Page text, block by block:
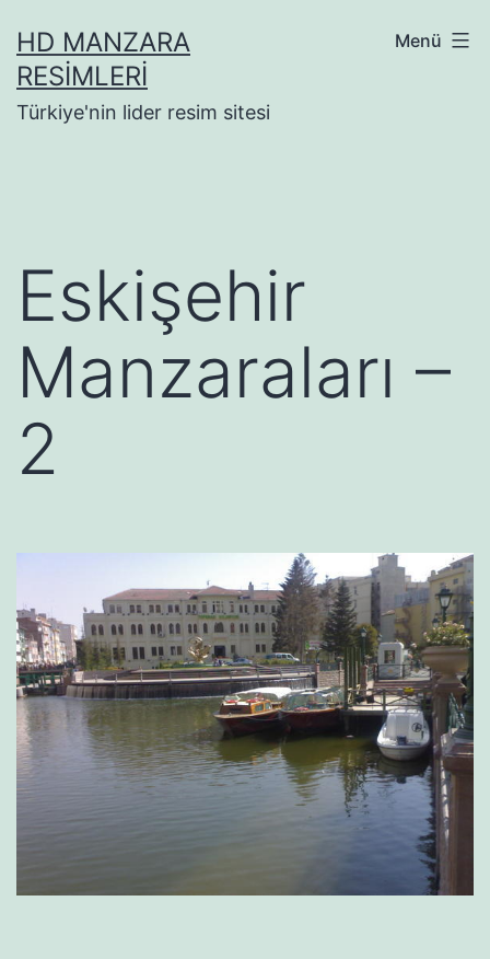
geçHD MANZARA
RESIMLERI
Türkiye'nin lider resim sitesi
Menü
Eskişehir
Manzaraları –
2